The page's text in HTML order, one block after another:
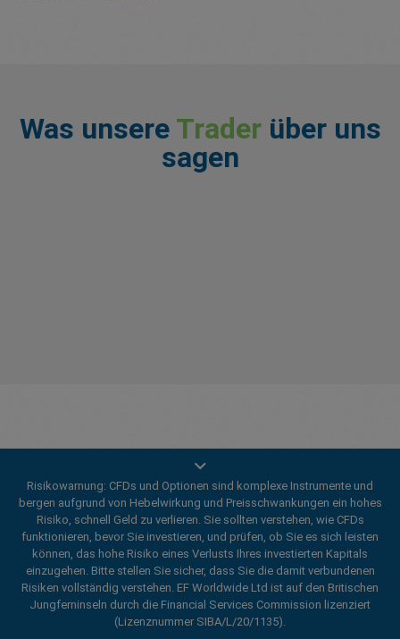
Was unsere Traderüber uns
sagen
Innovativ seit 2001
easyMarkets bedient seine Kunden seit 2001. Von Anfang
Risikowarnung: CFDs und Optionen sind komplexe Instrumente und
bergen aufgrund von Hebelwirkung und Preisschwankungen ein hohes
Risiko, schnell Geld zu verlieren. Sie sollten verstehen, wie CFDs
funktionieren, bevor Sie investieren, und prüfen, ob Sie es sich leisten
können, das hohe Risiko eines Verlusts Ihres investierten Kapitals
einzugehen. Bitte stellen Sie sicher, dass Sie die damit verbundenen
Risiken vollständig verstehen. EF Worldwide Ltd ist auf den Britischen
Jungferninseln durch die Financial Services Commission lizenziert
(Lizenznummer SIBA/L/20/1135).